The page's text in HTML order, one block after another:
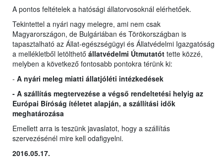
A pontos feltételek a hatósági állatorvosoknál elérhetőek.
Tekintettel a nyári nagy melegre, ami nem csak
Magyarországon, de Bulgáriában és Törökországban is
tapasztalható az Állat-egészségügyi és Állatvédelmi Igazgatóság
a mellékletből letölthető állatvédelmi Útmutatót tette közzé,
melyben a következő fontosabb pontokra térünk ki:
- A nyári meleg miatti állatjóléti intézkedések
- A szállítás megtervezése a végső rendeltetési helyig az
Európai Bíróság ítéletet alapján, a szállítási idők
meghatározása
Emellett arra is teszünk javaslatot, hogy a szállítás
szervezésénél mire kell odafigyelni.
2016.05.17.